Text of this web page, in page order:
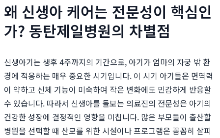
왜 신생아 케어는 전문성이 핵심인
가? 동탄제일병원의 차별점
신생아기는 생후 4주까지의 기간으로, 아기가 엄마의 자궁 밖 환
경에 적응하는 매우 중요한 시기입니다. 이 시기 아기들은 면역력
이 약하고 신체 기능이 미숙하여 작은 변화에도 민감하게 반응할
수 있습니다. 따라서 신생아를 돌보는 의료진의 전문성은 아기의
건강한 성장에 결정적인 영향을 미칩니다. 많은 부모들이 출산할
병원을 선택할 때 산모를 위한 시설이나 프로그램은 꼼꼼히 살피